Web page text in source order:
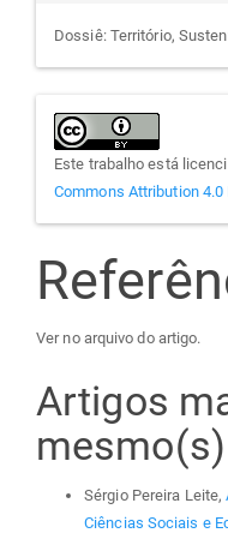
Dossiê: Território,
Este trabalho está
Commons Attribution
Ver no arquivo do artigo.
Artigos
Sérgio Pereira Leite,
Ciências Sociais e